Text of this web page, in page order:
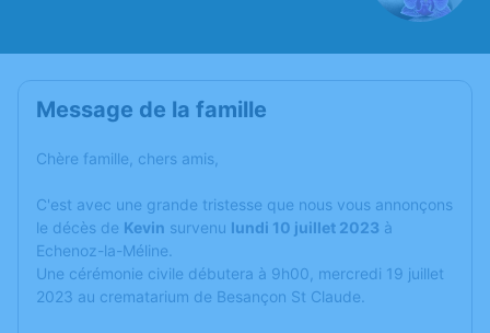
Message de la famille
Chère famille, chers amis,
C'est avec une grande tristesse que nous vous annonçons
le décès de Kevin survenu lundi 10 juillet 2023 à
Echenoz-la-Méline.
Une cérémonie civile débutera à 9h00, mercredi 19 juillet
2023 au crematarium de Besançon St Claude.